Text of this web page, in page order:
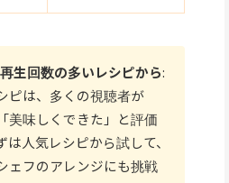
生回数の多いレシピから:
ピは、多くの視聴者が
美味しくできた」と評価
人気レシピから試して、
ェフのアレンジにも挑戦